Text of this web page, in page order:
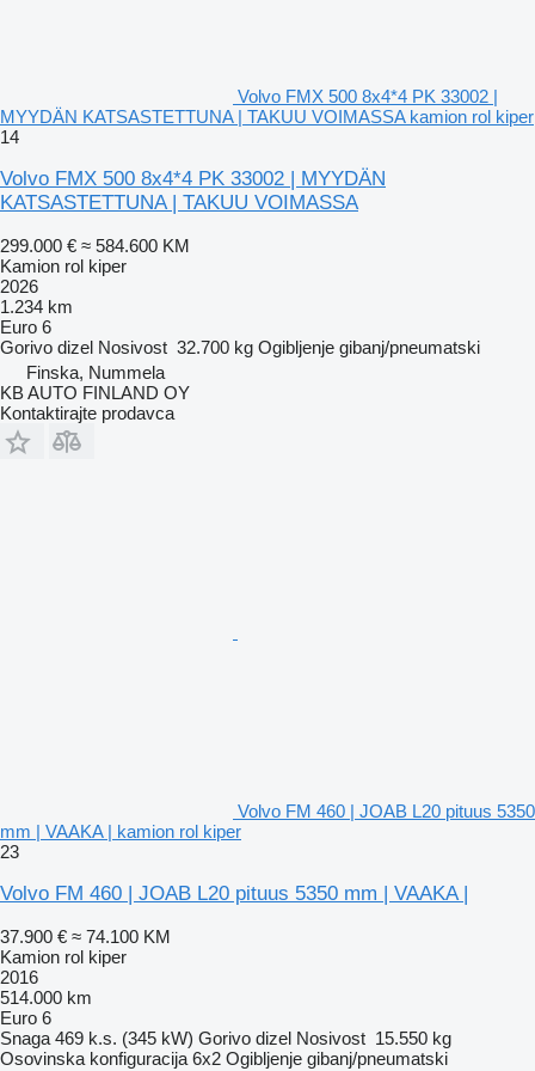
Volvo FMX 500 8x4*4 PK 33002 |
MYYDÄN KATSASTETTUNA | TAKUU VOIMASSA kamion rol kiper
14
Volvo FMX 500 8x4*4 PK 33002 | MYYDÄN
KATSASTETTUNA | TAKUU VOIMASSA
299.000 € ≈ 584.600 KM
Kamion rol kiper
2026
1.234 km
Euro 6
Gorivo dizel Nosivost 32.700 kg Ogibljenje gibanj/pneumatski
Finska, Nummela
KB AUTO FINLAND OY
Kontaktirajte prodavca
Volvo FM 460 | JOAB L20 pituus 5350
mm | VAAKA | kamion rol kiper
23
Volvo FM 460 | JOAB L20 pituus 5350 mm | VAAKA |
37.900 € ≈ 74.100 KM
Kamion rol kiper
2016
514.000 km
Euro 6
Snaga 469 k.s. (345 kW) Gorivo dizel Nosivost 15.550 kg
Osovinska konfiguracija 6x2 Ogibljenje gibanj/pneumatski